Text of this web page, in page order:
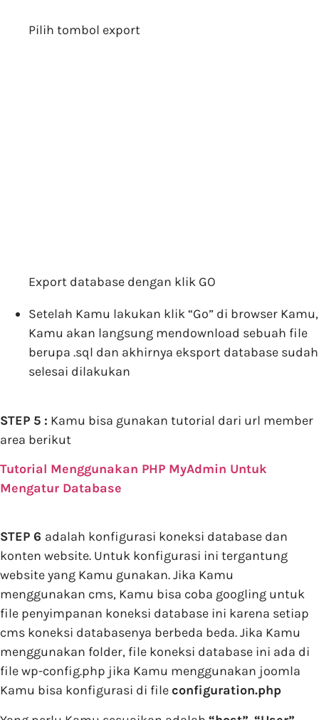
Pilih tombol export
Export database dengan klik GO
Setelah Kamu lakukan klik “Go” di browser Kamu,
Kamu akan langsung mendownload sebuah file
berupa .sql dan akhirnya eksport database sudah
selesai dilakukan
STEP 5 : Kamu bisa gunakan tutorial dari url member
area berikut
Tutorial Menggunakan PHP MyAdmin Untuk
Mengatur Database
STEP 6 adalah konfigurasi koneksi database dan
konten website. Untuk konfigurasi ini tergantung
website yang Kamu gunakan. Jika Kamu
menggunakan cms, Kamu bisa coba googling untuk
file penyimpanan koneksi database ini karena setiap
cms koneksi databasenya berbeda beda. Jika Kamu
menggunakan folder, file koneksi database ini ada di
file wp-config.php jika Kamu menggunakan joomla
Kamu bisa konfigurasi di fileconfiguration.php